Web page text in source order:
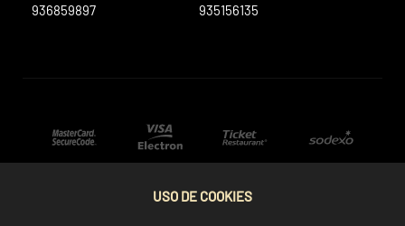
936859897
935156135
USO DE COOKIES